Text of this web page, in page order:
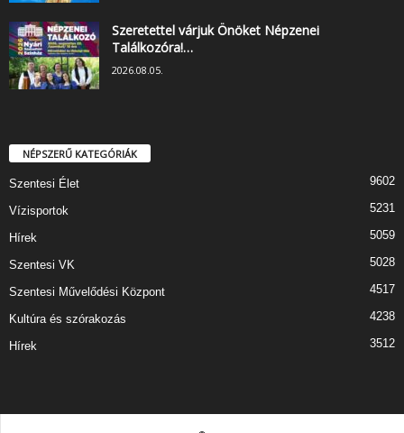
Szeretettel várjuk Önöket Népzenei
Találkozóra!…
2026.08.05.
NÉPSZERŰ KATEGÓRIÁK
Szentesi Élet 9602
Vízisportok 5231
Hírek 5059
Szentesi VK 5028
Szentesi Művelődési Központ 4517
Kultúra és szórakozás 4238
Hírek 3512